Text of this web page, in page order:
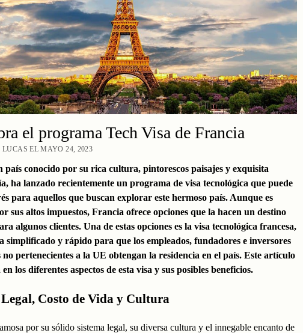
el programa Tech Visa de Francia
EL MAYO 24, 2023
país conocido por su rica cultura, pintorescos paisajes y exquisita
ha lanzado recientemente un programa de visa tecnológica que puede
para aquellos que buscan explorar este hermoso país. Aunque es
sus altos impuestos, Francia ofrece opciones que la hacen un destino
algunos clientes. Una de estas opciones es la visa tecnológica francesa,
simplificado y rápido para que los empleados, fundadores e inversores
pertenecientes a la UE obtengan la residencia en el país. Este artículo
los diferentes aspectos de esta visa y sus posibles beneficios.
Legal, Costo de Vida y Cultura
por su sólido sistema legal, su diversa cultura y el innegable encanto de